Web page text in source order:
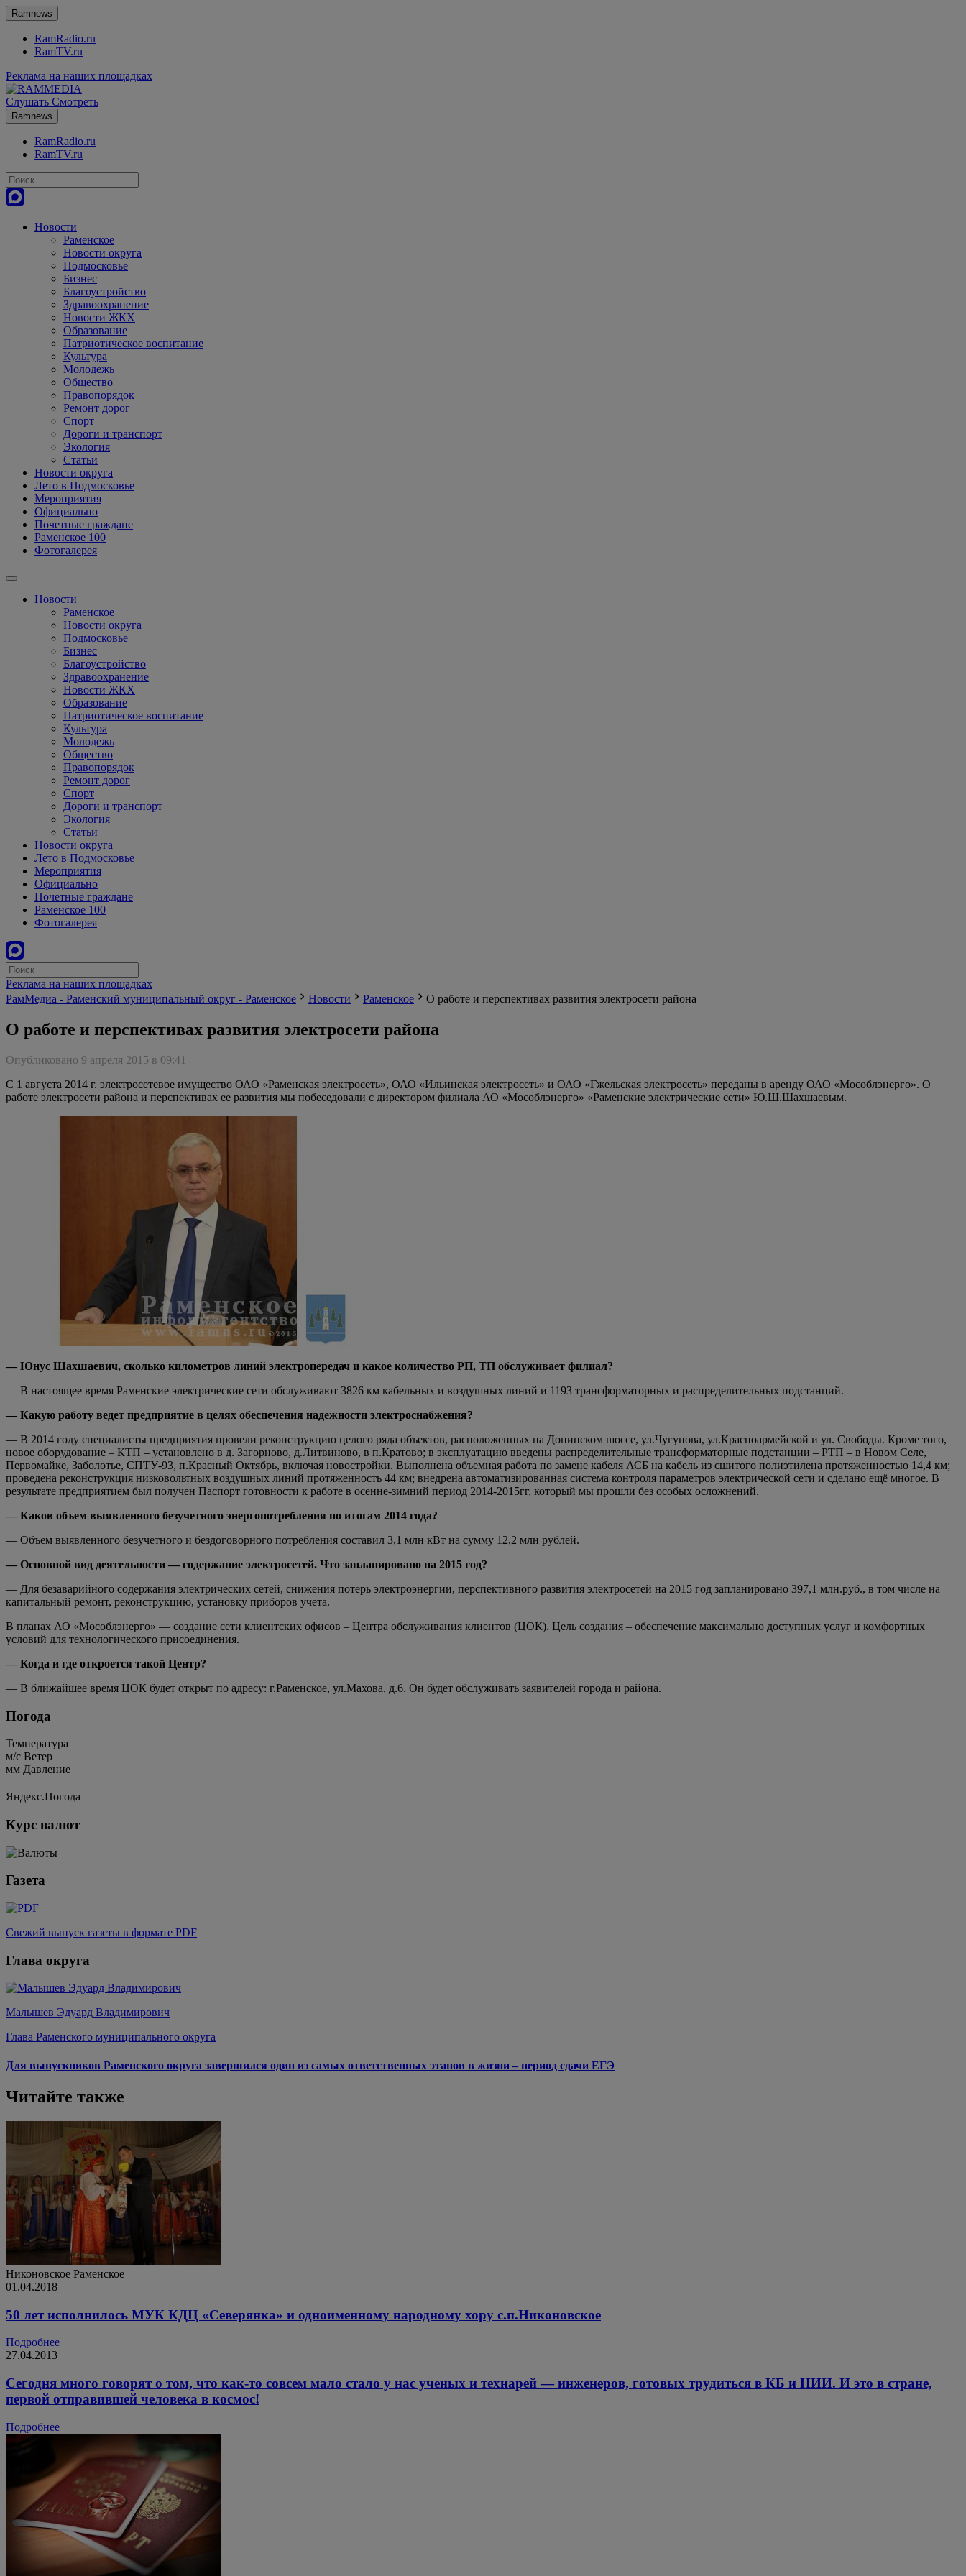
Ramnews
RamRadio.ru
RamTV.ru
Реклама на наших площадках
Слушать Смотреть
Ramnews
RamRadio.ru
RamTV.ru
Новости
Раменское
Новости округа
Подмосковье
Бизнес
Благоустройство
Здравоохранение
Новости ЖКХ
Образование
Патриотическое воспитание
Культура
Молодежь
Общество
Правопорядок
Ремонт дорог
Спорт
Дороги и транспорт
Экология
Статьи
Новости округа
Лето в Подмосковье
Мероприятия
Официально
Почетные граждане
Раменское 100
Фотогалерея
Новости
Раменское
Новости округа
Подмосковье
Бизнес
Благоустройство
Здравоохранение
Новости ЖКХ
Образование
Патриотическое воспитание
Культура
Молодежь
Общество
Правопорядок
Ремонт дорог
Спорт
Дороги и транспорт
Экология
Статьи
Новости округа
Лето в Подмосковье
Мероприятия
Официально
Почетные граждане
Раменское 100
Фотогалерея
Реклама на наших площадках
РамМедиа - Раменский муниципальный округ - Раменское
Новости Раменское О работе и перспективах развития электросети района
О работе и перспективах развития электросети района
Опубликовано 9 апреля 2015 в 09:41
С 1 августа 2014 г. электросетевое имущество ОАО «Раменская электросеть», ОАО «Ильинская электросеть» и ОАО «Гжельская электросеть» переданы в аренду ОАО «Мособлэнерго». О
работе электросети района и перспективах ее развития мы побеседовали с директором филиала АО «Мособлэнерго» «Раменские электрические сети» Ю.Ш.Шахшаевым.
— Юнус Шахшаевич, сколько километров линий электропередач и какое количество РП, ТП обслуживает филиал?
— В настоящее время Раменские электрические сети обслуживают 3826 км кабельных и воздушных линий и 1193 трансформаторных и распределительных подстанций.
— Какую работу ведет предприятие в целях обеспечения надежности электроснабжения?
— В 2014 году специалисты предприятия провели реконструкцию целого ряда объектов, расположенных на Донинском шоссе, ул.Чугунова, ул.Красноармейской и ул. Свободы. Кроме того,
новое оборудование – КТП – установлено в д. Загорново, д.Литвиново, в п.Кратово; в эксплуатацию введены распределительные трансформаторные подстанции – РТП – в Новом Селе,
Первомайке, Заболотье, СПТУ-93, п.Красный Октябрь, включая новостройки. Выполнена объемная работа по замене кабеля АСБ на кабель из сшитого полиэтилена протяженностью 14,4 км;
проведена реконструкция низковольтных воздушных линий протяженность 44 км; внедрена автоматизированная система контроля параметров электрической сети и сделано ещё многое. В
результате предприятием был получен Паспорт готовности к работе в осенне-зимний период 2014-2015гг, который мы прошли без особых осложнений.
— Каков объем выявленного безучетного энергопотребления по итогам 2014 года?
— Объем выявленного безучетного и бездоговорного потребления составил 3,1 млн кВт на сумму 12,2 млн рублей.
— Основной вид деятельности — содержание электросетей. Что запланировано на 2015 год?
— Для безаварийного содержания электрических сетей, снижения потерь электроэнергии, перспективного развития электросетей на 2015 год запланировано 397,1 млн.руб., в том числе на
капитальный ремонт, реконструкцию, установку приборов учета.
В планах АО «Мособлэнерго» — создание сети клиентских офисов – Центра обслуживания клиентов (ЦОК). Цель создания – обеспечение максимально доступных услуг и комфортных
условий для технологического присоединения.
— Когда и где откроется такой Центр?
— В ближайшее время ЦОК будет открыт по адресу: г.Раменское, ул.Махова, д.6. Он будет обслуживать заявителей города и района.
Погода
Температура
м/c Ветер
мм Давление
Яндекс.Погода
Курс валют
Газета
Свежий выпуск газеты в формате PDF
Глава округа
Малышев Эдуард Владимирович
Глава Раменского муниципального округа
Для выпускников Раменского округа завершился один из самых ответственных этапов в жизни – период сдачи ЕГЭ
Читайте также
Никоновское Раменское
01.04.2018
50 лет исполнилось МУК КДЦ «Северянка» и одноименному народному хору с.п.Никоновское
Подробнее
27.04.2013
Сегодня много говорят о том, что как-то совсем мало стало у нас ученых и технарей — инженеров, готовых трудиться в КБ и НИИ. И это в стране,
первой отправившей человека в космос!
Подробнее